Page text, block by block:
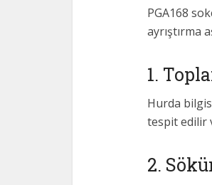
PGA168
ayrıştırma
1.
Hurda
tespit edilir
2.